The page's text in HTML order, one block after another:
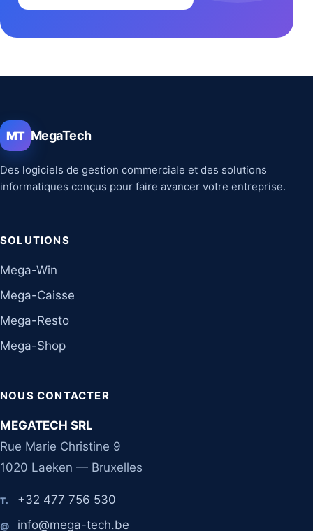
MT MegaTech
Des logiciels de gestion commerciale et des solutions
informatiques conçus pour faire avancer votre entreprise.
SOLUTIONS
Mega-Win
Mega-Caisse
Mega-Resto
Mega-Shop
NOUS CONTACTER
MEGATECH SRL
Rue Marie Christine 9
1020 Laeken — Bruxelles
T. +32 477 756 530
@ info@mega-tech.be